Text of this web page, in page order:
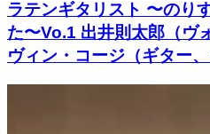
ラテンギタリスト 〜のり
た〜Vo.1 出井則太郎（ヴ
ヴィン・コージ（ギター、